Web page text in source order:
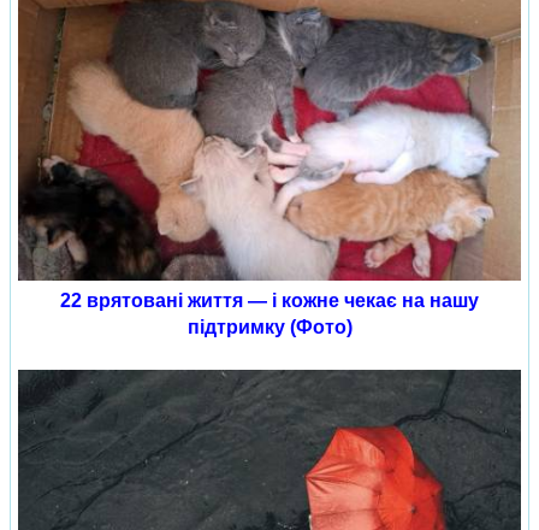
22 врятовані життя — і кожне чекає на нашу
підтримку (Фото)